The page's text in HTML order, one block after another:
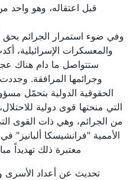
قبل اعتقاله، وهو واحد
وفي ضوء استمرار الجرائم بحق
والمعسكرات الإسرائيلية،
ستتواصل ما دام هناك
وجرائمها المرافقة.
الحقوقية الدولية بتحمّل
التي منحتها قوى دولية
من الجرائم، وهي ذات القوى
الأممية "فرانشيسكا ألبانيز"
معتبرة ذلك تهديداً
تحديث عن أعداد الأسرى